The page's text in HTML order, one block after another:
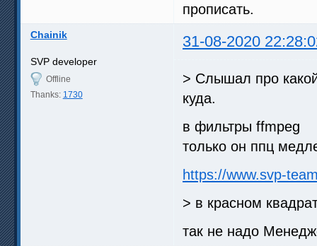
прописать.
Chainik 31-08-2020
SVP developer
Offline
Thanks: 1730
> Слышал про
куда.
в фильтры ffmpeg
только он ппц
https://www.svp-
> в красном
так не надо